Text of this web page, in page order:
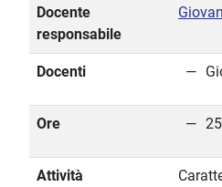
Docente
responsabile
Docenti
Ore
Attività